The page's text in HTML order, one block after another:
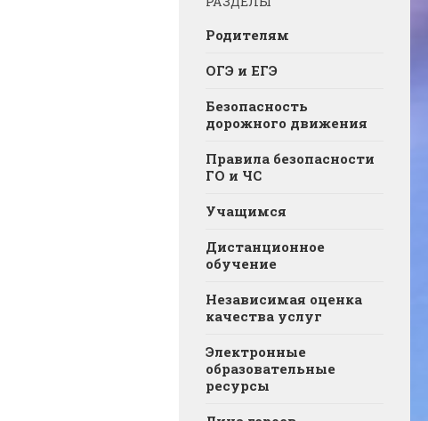
Родителям
ОГЭ и ЕГЭ
Безопасность
дорожного движения
Правила безопасности
ГО и ЧС
Учащимся
Дистанционное
обучение
Независимая оценка
качества услуг
Электронные
образовательные
ресурсы